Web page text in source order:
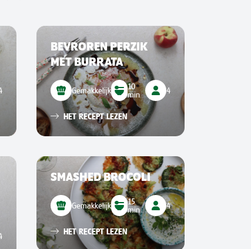
BEVROREN PERZIK
MET BURRATA
Gemakkelijk
10
min
4
HET RECEPT LEZEN
SMASHED BROCOLI
Gemakkelijk
15
min
4
HET RECEPT LEZEN